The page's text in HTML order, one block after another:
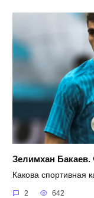
Зелимхан Бакаев.
Какова спортивная
2 642